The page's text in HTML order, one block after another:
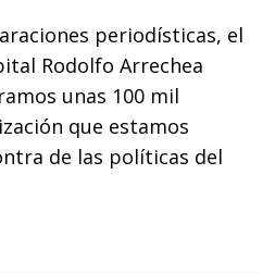
periodísticas, el
Rodolfo Arrechea
unas 100 mil
que estamos
de las políticas del